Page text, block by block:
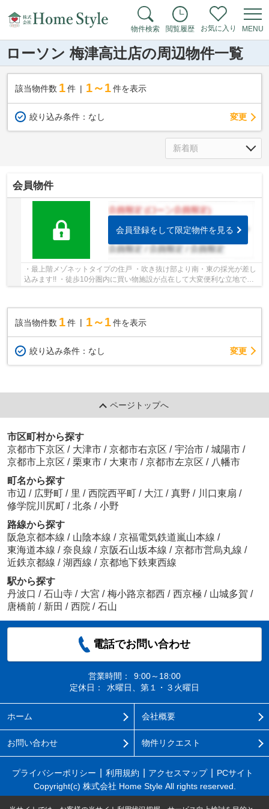
物件検索 閲覧履歴 お気に入り MENU
ローソン 梅津高辻店の周辺物件一覧
該当物件数 1件 1～1 件を表示
絞り込み条件： なし 変更
会員物件
会員登録をして限定物件を見る
・最上階メゾネットタイプの住戸 ・吹き抜け部より南・東の採光が差し
込みます!! ・徒歩10分圏内に買い物施設が点在して大変便利な立地です
・毎日のお買い物に便利なライフ 梅津店ま...
該当物件数 1件 1～1 件を表示
絞り込み条件： なし 変更
ページトップへ
市区町村から探す
京都市下京区 / 大津市 / 京都市右京区 / 宇治市 / 城陽市 /
京都市上京区 / 栗東市 / 大東市 / 京都市左京区 / 八幡市
町名から探す
市辺 / 広野町 / 里 / 西院西平町 / 大江 / 真野 / 川口東扇 /
修学院川尻町 / 北条 / 小野
路線から探す
阪急京都本線 / 山陰本線 / 京福電気鉄道嵐山本線 /
東海道本線 / 奈良線 / 京阪石山坂本線 / 京都市営烏丸線 /
近鉄京都線 / 湖西線 / 京都地下鉄東西線
駅から探す
丹波口 / 石山寺 / 大宮 / 梅小路京都西 / 西京極 / 山城多賀 /
唐橋前 / 新田 / 西院 / 石山
電話でお問い合わせ
営業時間：
9:00～18:00
定休日：
水曜日、第１・３火曜日
ホーム 会社概要
お問い合わせ 物件リクエスト
プライバシーポリシー 利用規約 アクセスマップ
PCサイト
Copyright(c) 株式会社 Home Style All rights reserved.